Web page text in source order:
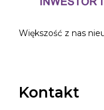
Większość z nas
Kontakt